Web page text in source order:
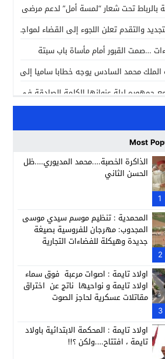
بالرباط تحت شعار “لمسة أمل” لدعم مرضى
والتقدم تعلن اللجوء إلى القضاء لمواجهة
…صمت القبور أمام مأساة باب سبتة
الملك محمد السادس يوجه خطابا ساميا إلى
جمهوره ليلة عنوانها الكلمة الصادقة في
الخاصة للتعليم العتيق… منارة تربوية تجمع
الحرفي عنوان لقاء جمع وفد من جمعية
“البام”: “حزب الفساد وقياداته انتهى
استئنافية تارودانت: مسار قضائي راسخ ورؤية
بتارودانت: ترقية جديدة في الحركة القضائية
Most
1
الذاكرة الخصبة….محمد المديوري….ظل
الحسن الثاني
2
المحمدية : تنظيم موسم سيدي موسى
المجدوب: مهرجان للفروسية بصيغة
جديدة وهيكلة للفضاءات التجارية
3
اولاد تايمة : اصوات مرعبة فوق سماء
اولاد تايمة و نواحيها ناتج عن اختراق
مقاتلات عسكرية لحاجز الصوت
اولاد تايمة : المحكمة الابتدائية باولاد
تايمة ، افتتاح….ولكن ؟!!